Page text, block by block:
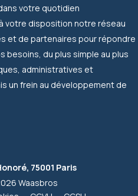
votre quotidien
votre disposition notre réseau
et de partenaires pour répondre
besoins, du plus simple au plus
administratives et
un frein au développement de
75001 Paris
Waasbros